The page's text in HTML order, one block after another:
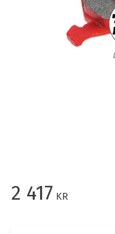
2 417 KR